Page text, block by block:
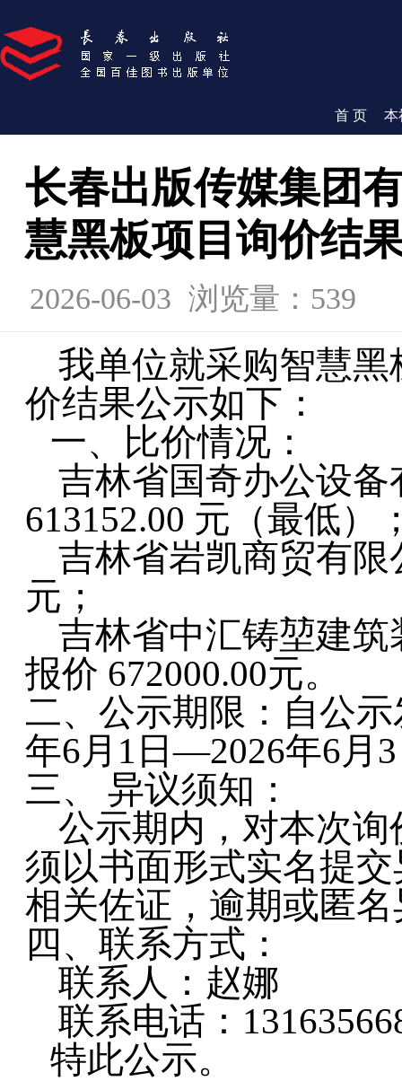
首 页 本
长春出版传媒集团
慧黑板项目询价结
2026-06-03 浏览量：539
我单位就采购智慧黑
价结果公示如下：
一、比价情况：
吉林省国奇办公设
613152.00 元（最低）
吉林省岩凯商贸有
元；
吉林省中汇铸堃建
报价 672000.00元。
二、 公示期限：自公
年6月1日—2026年6月
三、
异议须知：
公示期内，对本次
须以书面形式实名提
相关佐证，逾期或匿
四、 联系方式：
联系人：赵娜
联系电话：
特此公示。